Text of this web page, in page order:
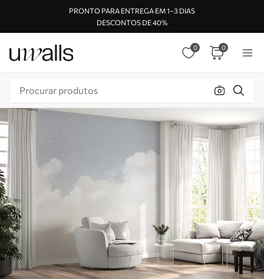
PRONTO PARA ENTREGA EM 1–3 DIAS
DESCONTOS DE 40%
0 0